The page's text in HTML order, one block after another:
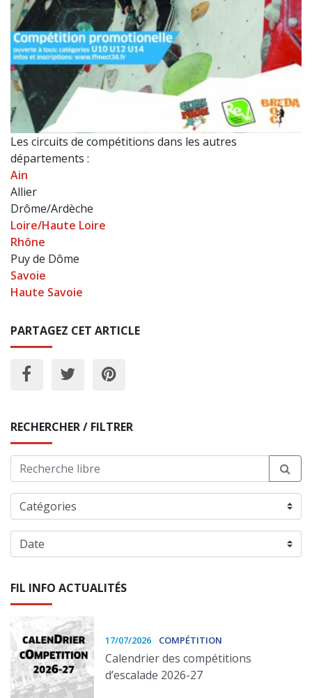
Les circuits de compétitions dans les autres
départements :
Ain
Allier
Drôme/Ardèche
Loire/Haute Loire
Rhône
Puy de Dôme
Savoie
Haute Savoie
PARTAGEZ CET ARTICLE
RECHERCHER / FILTRER
FIL INFO ACTUALITÉS
17/07/2026 COMPÉTITION
Calendrier des compétitions
d’escalade 2026-27